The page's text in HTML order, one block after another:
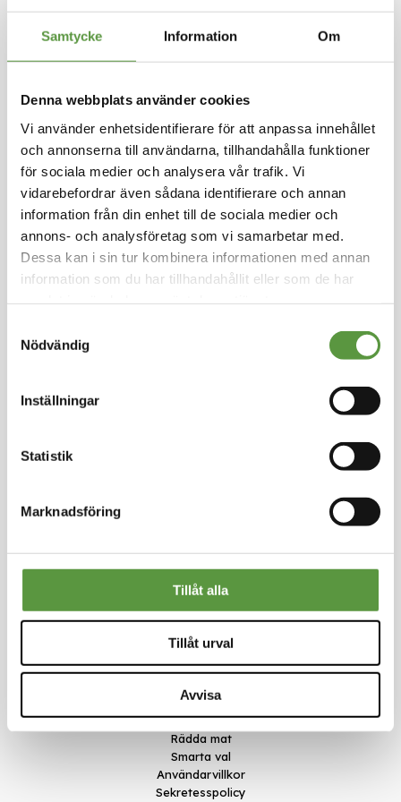
Samtycke Information Om
Denna webbplats använder cookies
Vi använder enhetsidentifierare för att anpassa innehållet
och annonserna till användarna, tillhandahålla funktioner
för sociala medier och analysera vår trafik. Vi
vidarebefordrar även sådana identifierare och annan
information från din enhet till de sociala medier och
annons- och analysföretag som vi samarbetar med.
Dessa kan i sin tur kombinera informationen med annan
information som du har tillhandahållit eller som de har
Nödvändig
Inställningar
Statistik
Marknadsföring
Tillåt alla
Tillåt urval
Avvisa
glutenfri MSC 3,825kg
Logga in för att handla
Findus har lagom stora frasbakade fiskbitarna
passar att äta en eller två av. Gjorda på filéer
av Alaska pollock (Theragra chalcogramma).
Fryst
Utg: Fullgott
150 Partier kvar
Artikel nummer
Logga in för att handla
FINDUS
Hoppa
till
Länkar
Om oss
Nyheter
Rädda mat
Smarta val
Användarvillkor
Sekretesspolicy
Kontakt
Meal Makers
451 30 Uddevalla
kundservice@mealmakers.se